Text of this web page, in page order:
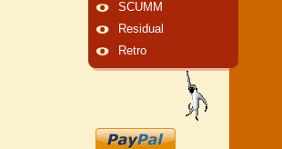
SCUMM
Residual
Retro